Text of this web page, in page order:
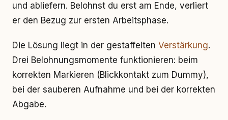
und abliefern. Belohnst du erst am Ende, verliert
er den Bezug zur ersten Arbeitsphase.
Die Lösung liegt in der gestaffelten Verstärkung.
Drei Belohnungsmomente funktionieren: beim
korrekten Markieren (Blickkontakt zum Dummy),
bei der sauberen Aufnahme und bei der korrekten
Abgabe.